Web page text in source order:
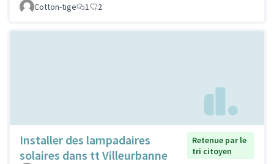
Cotton-tige
1 2
Installer des lampadaires
solaires dans tt Villeurbanne
Retenue par le
tri citoyen